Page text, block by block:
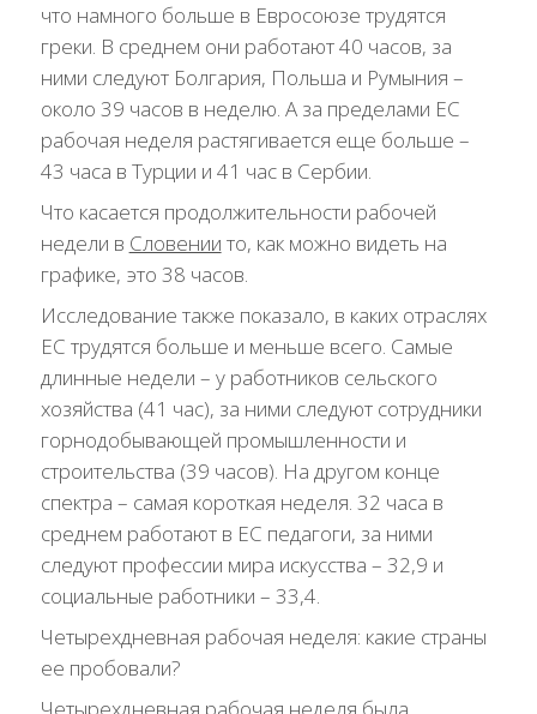
что намного больше в Евросоюзе трудятся
греки. В среднем они работают 40 часов, за
ними следуют Болгария, Польша и Румыния –
около 39 часов в неделю. А за пределами ЕС
рабочая неделя растягивается еще больше –
43 часа в Турции и 41 час в Сербии.
Что касается продолжительности рабочей
недели в Словении то, как можно видеть на
графике, это 38 часов.
Исследование также показало, в каких отраслях
ЕС трудятся больше и меньше всего. Самые
длинные недели – у работников сельского
хозяйства (41 час), за ними следуют сотрудники
горнодобывающей промышленности и
строительства (39 часов). На другом конце
спектра – самая короткая неделя. 32 часа в
среднем работают в ЕС педагоги, за ними
следуют профессии мира искусства – 32,9 и
социальные работники – 33,4.
Четырехдневная рабочая неделя: какие страны
ее пробовали?